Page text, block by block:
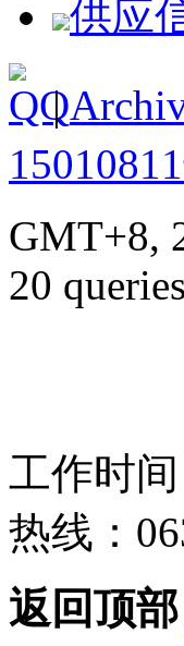
供应
|
GMT+8,
20
工作时
热线：
返回顶部